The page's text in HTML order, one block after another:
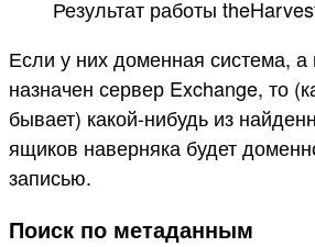
Результат работы
Если у них доменная система, а
назначен сервер Exchange, то
бывает) какой-нибудь из
ящиков наверняка будет
записью.
Поиск по метаданным